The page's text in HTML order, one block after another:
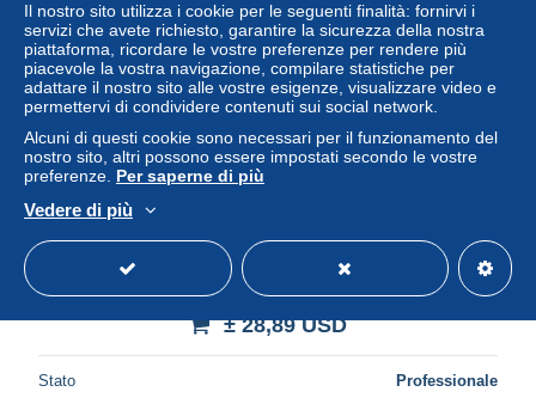
Nuovo
COURTALAIN : dans le parc du chateau - Bon état
± 28,89 USD
Stato Professionale
Il nostro sito utilizza i cookie per le seguenti finalità: fornirvi i
servizi che avete richiesto, garantire la sicurezza della nostra
piattaforma, ricordare le vostre preferenze per rendere più
piacevole la vostra navigazione, compilare statistiche per
adattare il nostro sito alle vostre esigenze, visualizzare video e
permettervi di condividere contenuti sui social network.
Alcuni di questi cookie sono necessari per il funzionamento del
nostro sito, altri possono essere impostati secondo le vostre
preferenze. Per saperne di più
Vedere di più